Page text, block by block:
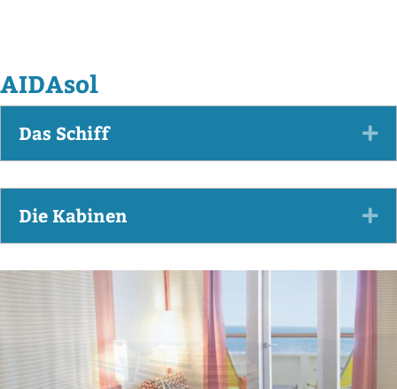
AIDAsol
Das Schiff
Die Kabinen